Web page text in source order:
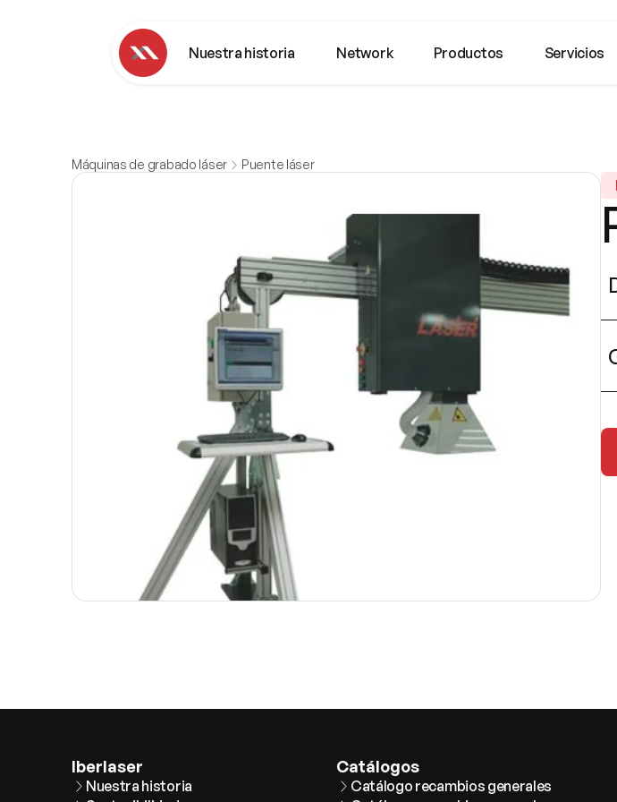
Máquinas de grabado láser Puente láser
Iberlaser
Nuestra historia
Catálogos
Catálogo recambios generales
Nuestra historia Network Productos Servicios